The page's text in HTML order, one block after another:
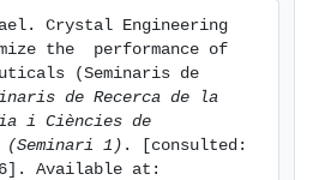
Crystal Engineering
the  performance of
(Seminaris de
de Recerca de la
i Ciències de
(Seminari 1) . [consulted:
Available at: